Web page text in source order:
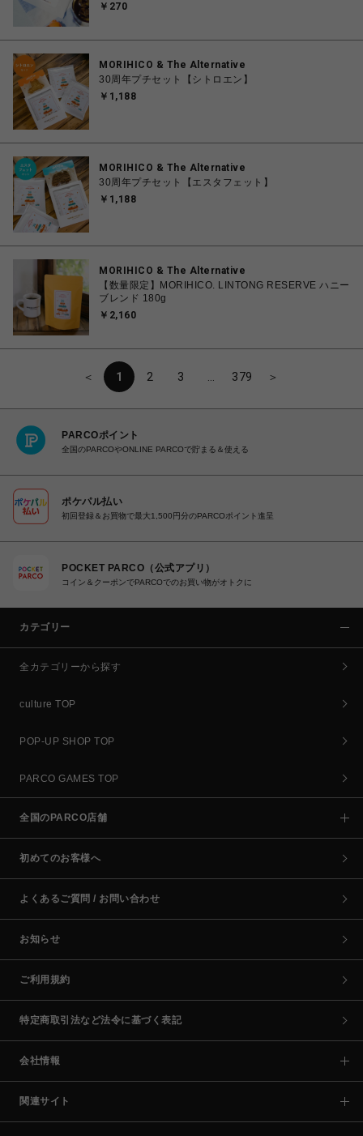
￥270
MORIHICO & The Alternative
30周年プチセット【シトロエン】
￥1,188
MORIHICO & The Alternative
30周年プチセット【エスタフェット】
￥1,188
MORIHICO & The Alternative
【数量限定】MORIHICO. LINTONG RESERVE ハニー
ブレンド 180g
￥2,160
＜ 1 2 3 379 ＞
PARCOポイント
全国のPARCOやONLINE PARCOで貯まる＆使える
ポケパル払い
初回登録＆お買物で最大1,500円分のPARCOポイント進呈
POCKET PARCO（公式アプリ）
コイン＆クーポンでPARCOでのお買い物がオトクに
カテゴリー
全カテゴリーから探す
culture TOP
POP-UP SHOP TOP
PARCO GAMES TOP
全国のPARCO店舗
初めてのお客様へ
よくあるご質問 / お問い合わせ
お知らせ
ご利用規約
特定商取引法など法令に基づく表記
会社情報
関連サイト